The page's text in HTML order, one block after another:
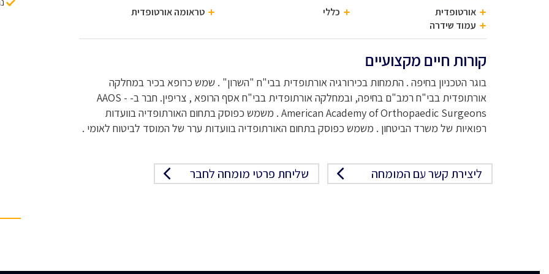
אורטופדית
עמוד שידרה
כללי טראומה אורטופדית
קורות חיים מקצועיים
בוגר הטכניון בחיפה . התמחות בכירורגיה אורתופדית בבי"ח "השרון" . שמש כרופא בכיר במחלקה
אורתופדית בבי"ח רמב"ם בחיפה, ובמחלקה אורתופדית בבי"ח אסף הרופא , צריפין. חבר ב- AAOS -
American Academy of Orthopaedic Surgeons . משמש כפוסק בתחום האורתופדיה בוועדות
רפואיות של משרד הביטחון . משמש כפוסק בתחום האורתופדיה בוועדות ערר של המוסד לביטוח לאומי .
ליצירת קשר עם המומחה שליחת פרטי מומחה לחבר